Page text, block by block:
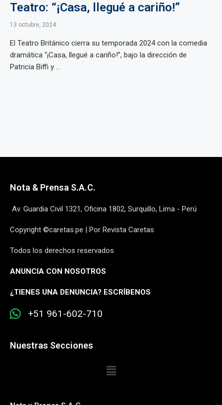
Teatro: “¡Casa, llegué a cariño!”
13 octubre, 2024
El Teatro Británico cierra su temporada 2024 con la comedia
dramática “¡Casa, llegué a cariño!”, bajo la dirección de
Patricia Biffi y ...
Nota & Prensa S.A.C.
Av. Guardia Civil 1321, Oficina 1802, Surquillo, Lima - Perú
Copyright ©caretas.pe | Por Revista Caretas
Todos los derechos reservados
ANUNCIA CON NOSOTROS
¿TIENES UNA DENUNCIA? ESCRÍBENOS
+51 961-602-710
Nuestras Secciones